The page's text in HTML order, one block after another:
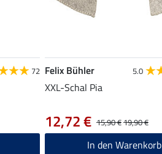
72 Felix Bühler 5.0
XXL-Schal Pia
15,90 €19,90 €
12,72 €
In den Warenkorb